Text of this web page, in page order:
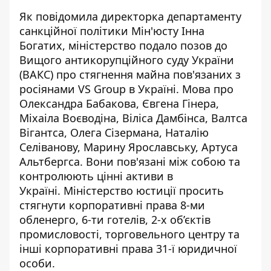
Як повідомила директорка департаменту
санкційної політики Мін'юсту Інна
Богатих, міністерство подало позов до
Вищого антикорупційного суду України
(ВАКС) про стягнення майна пов'язаних з
росіянами VS Group в Україні. Мова про
Олександра Бабакова, Євгена Гінера,
Міхаіла Воєводіна, Віліса Дамбінса, Валтса
Вігантса, Олега Сізермана, Наталію
Селіванову, Марину Ярославську, Артуса
Альтбергса. Вони пов'язані між собою та
контролюють цінні активи в
Україні. Міністерство юстиції просить
стягнути корпоративні права 8-ми
обленерго, 6-ти готелів, 2-х об’єктів
промисловості, торговельного центру та
інші корпоративні права 31-ї юридичної
особи.